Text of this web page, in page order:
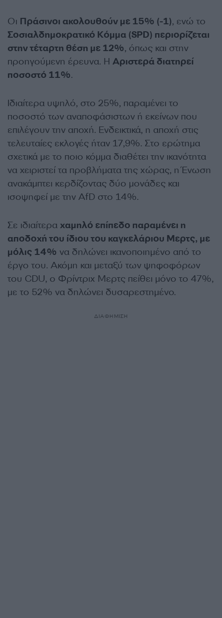
Οι Πράσινοι ακολουθούν με 15% (-1), ενώ το
Σοσιαλδημοκρατικό Κόμμα (SPD) περιορίζεται
στην τέταρτη θέση με 12%, όπως και στην
προηγούμενη έρευνα. Η Αριστερά διατηρεί
ποσοστό 11%.
Ιδιαίτερα υψηλό, στο 25%, παραμένει το
ποσοστό των αναποφάσιστων ή εκείνων που
επιλέγουν την αποχή. Ενδεικτικά, η αποχή στις
τελευταίες εκλογές ήταν 17,9%. Στο ερώτημα
σχετικά με το ποιο κόμμα διαθέτει την ικανότητα
να χειριστεί τα προβλήματα της χώρας, η Ένωση
ανακάμπτει κερδίζοντας δύο μονάδες και
ισοψηφεί με την AfD στο 14%.
Σε ιδιαίτερα χαμηλό επίπεδο παραμένει η
αποδοχή του ίδιου του καγκελάριου Μερτς, με
μόλις 14% να δηλώνει ικανοποιημένο από το
έργο του. Ακόμη και μεταξύ των ψηφοφόρων
του CDU, o Φρίντριχ Μερτς πείθει μόνο το 47%,
με το 52% να δηλώνει δυσαρεστημένο.
ΔΙΑΦΗΜΙΣΗ